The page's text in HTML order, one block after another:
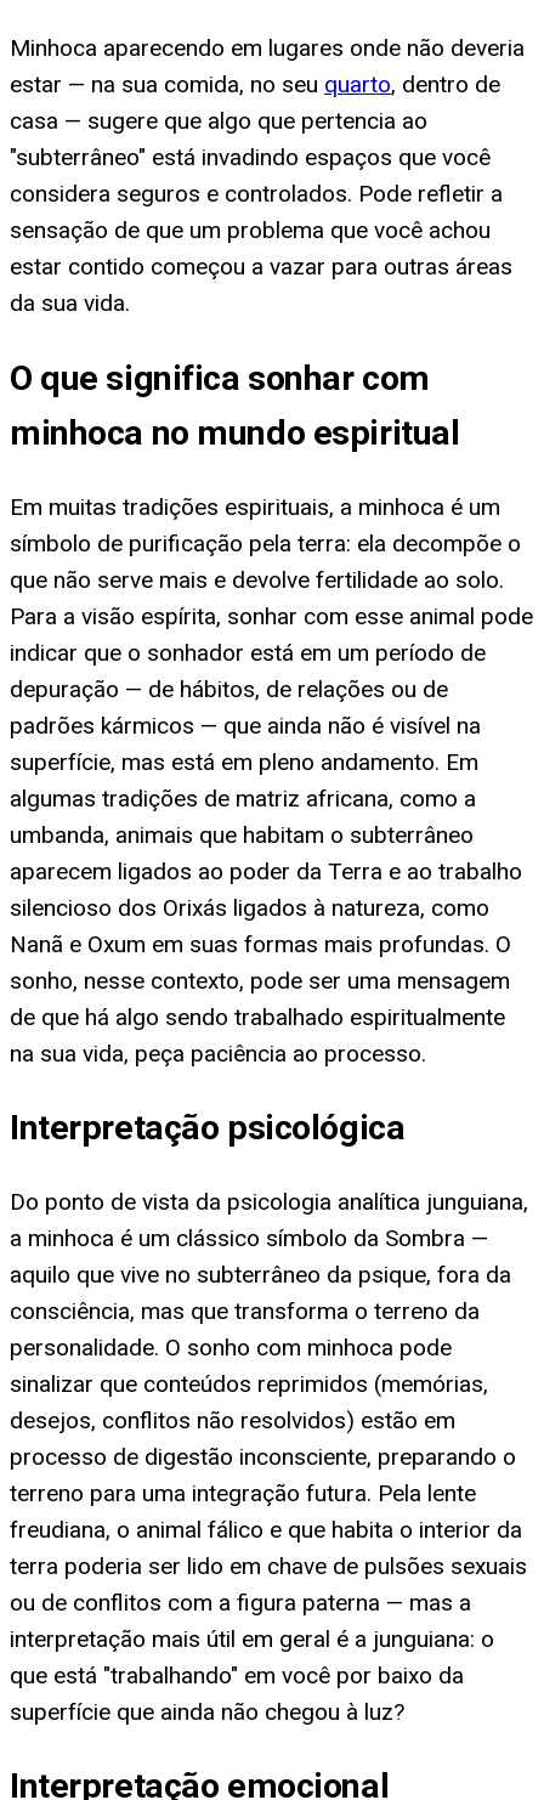
Minhoca aparecendo em lugares onde não deveria
estar — na sua comida, no seu quarto, dentro de
casa — sugere que algo que pertencia ao
"subterrâneo" está invadindo espaços que você
considera seguros e controlados. Pode refletir a
sensação de que um problema que você achou
estar contido começou a vazar para outras áreas
da sua vida.
O que significa sonhar com
minhoca no mundo espiritual
Em muitas tradições espirituais, a minhoca é um
símbolo de purificação pela terra: ela decompõe o
que não serve mais e devolve fertilidade ao solo.
Para a visão espírita, sonhar com esse animal pode
indicar que o sonhador está em um período de
depuração — de hábitos, de relações ou de
padrões kármicos — que ainda não é visível na
superfície, mas está em pleno andamento. Em
algumas tradições de matriz africana, como a
umbanda, animais que habitam o subterrâneo
aparecem ligados ao poder da Terra e ao trabalho
silencioso dos Orixás ligados à natureza, como
Nanã e Oxum em suas formas mais profundas. O
sonho, nesse contexto, pode ser uma mensagem
de que há algo sendo trabalhado espiritualmente
na sua vida, peça paciência ao processo.
Interpretação psicológica
Do ponto de vista da psicologia analítica junguiana,
a minhoca é um clássico símbolo da Sombra —
aquilo que vive no subterrâneo da psique, fora da
consciência, mas que transforma o terreno da
personalidade. O sonho com minhoca pode
sinalizar que conteúdos reprimidos (memórias,
desejos, conflitos não resolvidos) estão em
processo de digestão inconsciente, preparando o
terreno para uma integração futura. Pela lente
freudiana, o animal fálico e que habita o interior da
terra poderia ser lido em chave de pulsões sexuais
ou de conflitos com a figura paterna — mas a
interpretação mais útil em geral é a junguiana: o
que está "trabalhando" em você por baixo da
superfície que ainda não chegou à luz?
Interpretação emocional